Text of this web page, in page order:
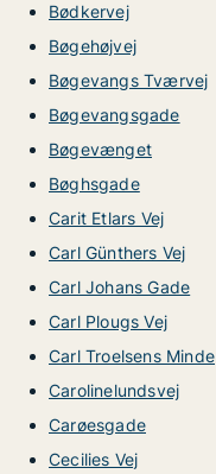
Bødkervej
Bøgehøjvej
Bøgevangs Tværvej
Bøgevangsgade
Bøgevænget
Bøghsgade
Carit Etlars Vej
Carl Günthers Vej
Carl Johans Gade
Carl Plougs Vej
Carl Troelsens Minde
Carolinelundsvej
Carøesgade
Cecilies Vej